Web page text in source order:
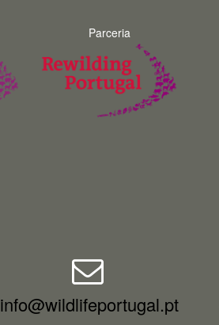
Parceria
info@wildlifeportugal.pt